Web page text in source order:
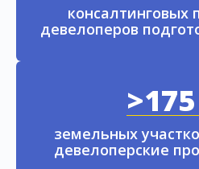
консалтинговых
девелоперов
земельных
девелоперские